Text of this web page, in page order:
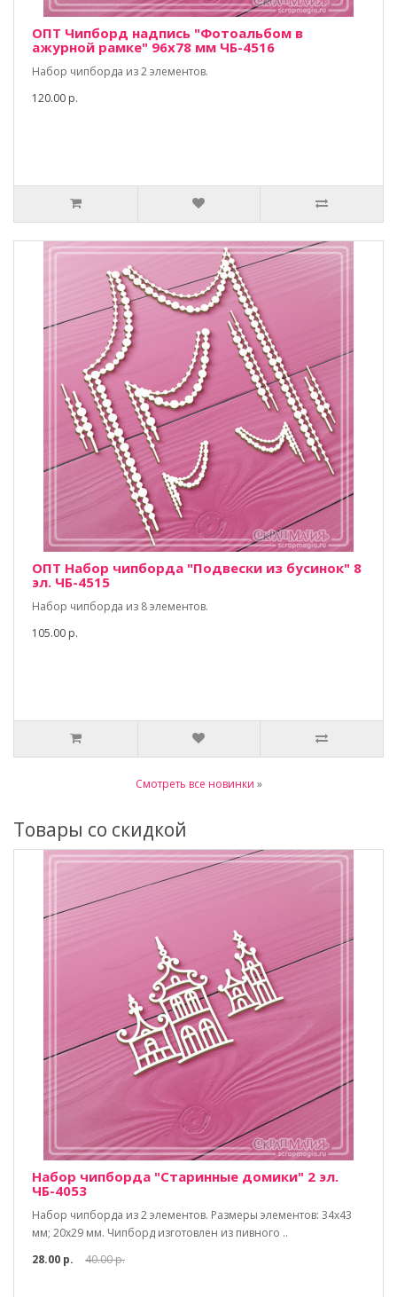
ОПТ Чипборд надпись "Фотоальбом в
ажурной рамке" 96х78 мм ЧБ-4516
Набор чипборда из 2 элементов.
120.00 р.
ОПТ Набор чипборда "Подвески из бусинок" 8
эл. ЧБ-4515
Набор чипборда из 8 элементов.
105.00 р.
Смотреть все новинки »
Товары со скидкой
Набор чипборда "Старинные домики" 2 эл.
ЧБ-4053
Набор чипборда из 2 элементов. Размеры элементов: 34х43
мм; 20х29 мм. Чипборд изготовлен из пивного ..
28.00 р.
40.00 р.